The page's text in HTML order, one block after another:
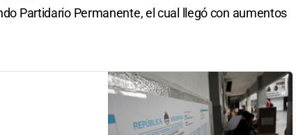
Partidario Permanente, el cual llegó con aumentos